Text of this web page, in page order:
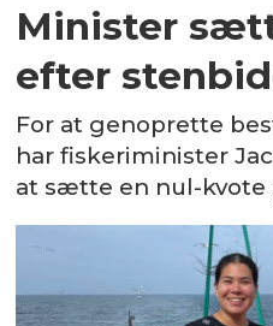
Minister
efter
For at genoprette
har fiskeriminister
at sætte en nul-kvote